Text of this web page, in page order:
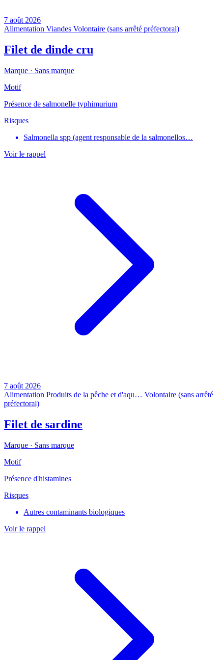
7 août 2026
Alimentation Viandes Volontaire (sans arrêté préfectoral)
Filet de dinde cru
Marque · Sans marque
Motif
Présence de salmonelle typhimurium
Risques
Salmonella spp (agent responsable de la salmonellos…
Voir le rappel
7 août 2026
Alimentation Produits de la pêche et d'aqu… Volontaire (sans arrêté
préfectoral)
Filet de sardine
Marque · Sans marque
Motif
Présence d'histamines
Risques
Autres contaminants biologiques
Voir le rappel